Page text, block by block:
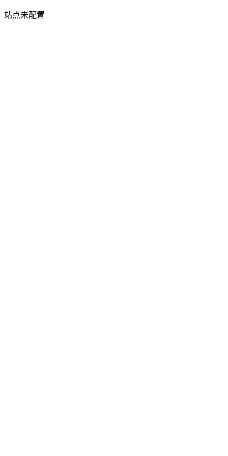
站点未配置